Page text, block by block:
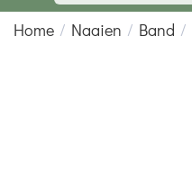
Home / Naaien / Band /